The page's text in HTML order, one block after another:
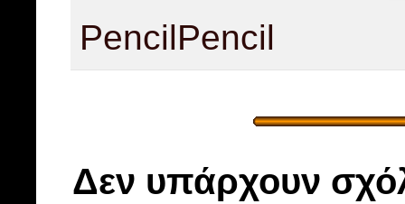
PencilPencil
Δεν υπάρχουν